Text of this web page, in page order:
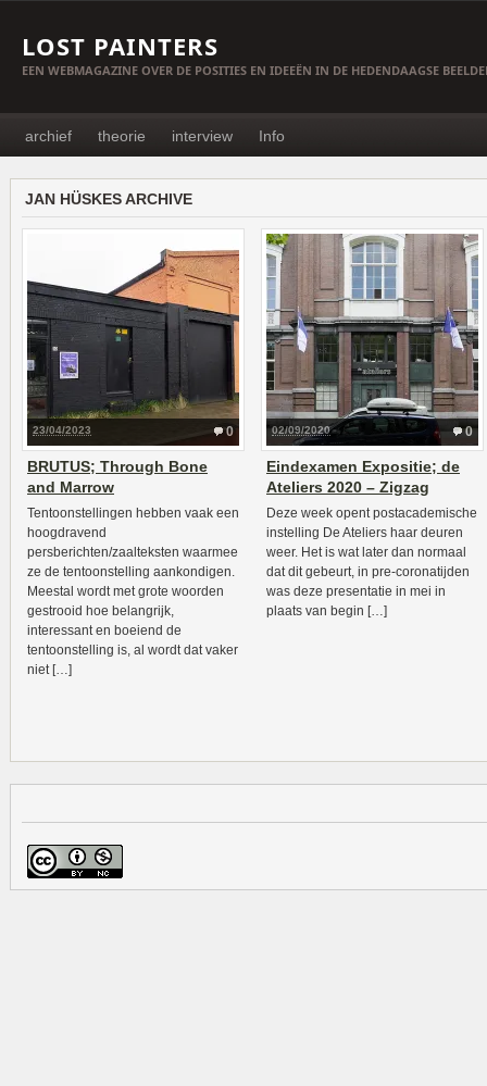
LOST PAINTERS
EEN WEBMAGAZINE OVER DE POSITIES EN IDEEËN IN DE HEDENDAAGSE
archief theorie interview Info
JAN HÜSKES ARCHIVE
0
23/04/2023
BRUTUS; Through Bone
and Marrow
Tentoonstellingen hebben vaak een
hoogdravend
persberichten/zaalteksten waarmee
ze de tentoonstelling aankondigen.
Meestal wordt met grote woorden
gestrooid hoe belangrijk,
interessant en boeiend de
tentoonstelling is, al wordt dat vaker
niet […]
0
02/09/2020
Eindexamen Expositie; de
Ateliers 2020 – Zigzag
Deze week opent postacademische
instelling De Ateliers haar deuren
weer. Het is wat later dan normaal
dat dit gebeurt, in pre-coronatijden
was deze presentatie in mei in
plaats van begin […]